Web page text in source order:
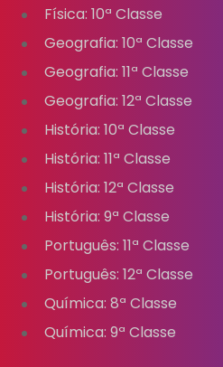
Física: 10ª Classe
Geografia: 10ª Classe
Geografia: 11ª Classe
Geografia: 12ª Classe
História: 10ª Classe
História: 11ª Classe
História: 12ª Classe
História: 9ª Classe
Português: 11ª Classe
Português: 12ª Classe
Química: 8ª Classe
Química: 9ª Classe